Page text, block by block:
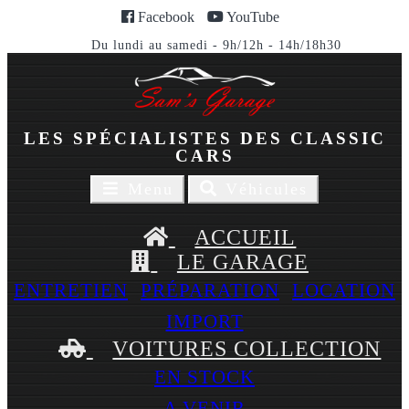
Facebook YouTube
Du lundi au samedi - 9h/12h - 14h/18h30
LES SPÉCIALISTES DES CLASSIC
CARS
navigaion
navigation
ACCUEIL
LE GARAGE
ENTRETIEN PRÉPARATION
LOCATION
IMPORT
VOITURES COLLECTION
EN STOCK